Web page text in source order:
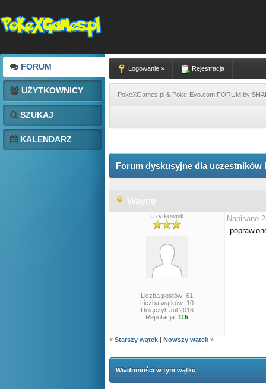
FORUM
UŻYTKOWNICY
SZUKAJ
KALENDARZ
Logowanie » Rejestracja
PokeXGames.pl & Poke-Evo.com FORUM by
Forum dyskusyjne dla uczestników
Wayne
Użytkownik
Liczba postów: 61
Liczba wątków: 10
Dołączył: Jul 2016
Reputacja: 115
Napisano
« Starszy wątek | Nowszy wątek »
Wiadomości w tym wątku